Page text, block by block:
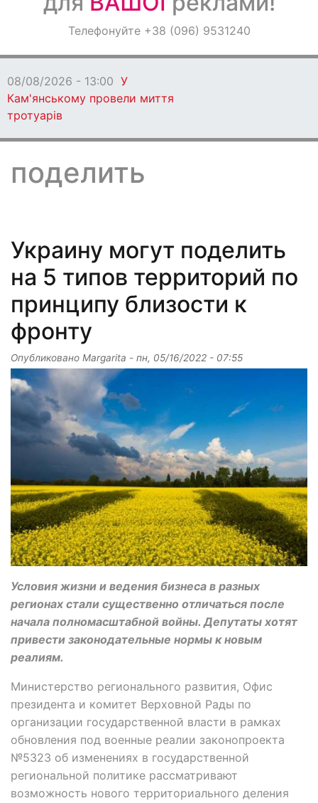
ОголошенняТелефонуйте +38 (096) 9531240
08/08/2026 - 13:00 У
Кам'янському провели миття
тротуарів
поделить
Украину могут поделить
на 5 типов территорий по
принципу близости к
фронту
Опубликовано Margarita - пн, 05/16/2022 - 07:55
Условия жизни и ведения бизнеса в разных
регионах стали существенно отличаться после
начала полномасштабной войны. Депутаты хотят
привести законодательные нормы к новым
реалиям.
Министерство регионального развития, Офис
президента и комитет Верховной Рады по
организации государственной власти в рамках
обновления под военные реалии законопроекта
№5323 об изменениях в государственной
региональной политике рассматривают
возможность нового территориального деления